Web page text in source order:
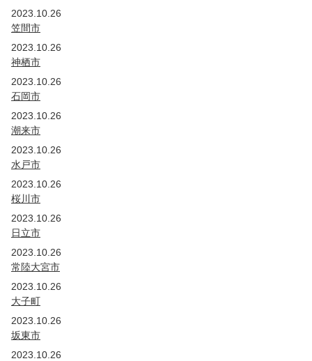
国・公団
国・公団
国・公団
2023.10.26
笠間市
2023.10.26
神栖市
2023.10.26
石岡市
2023.10.26
潮来市
2023.10.26
水戸市
2023.10.26
桜川市
2023.10.26
日立市
2023.10.26
常陸大宮市
2023.10.26
大子町
2023.10.26
坂東市
2023.10.26